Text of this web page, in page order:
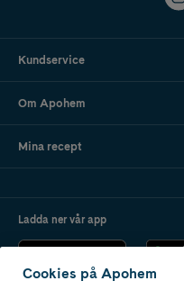
Kundservice
Om Apohem
Mina recept
Ladda ner vår app
Cookies på Apohem